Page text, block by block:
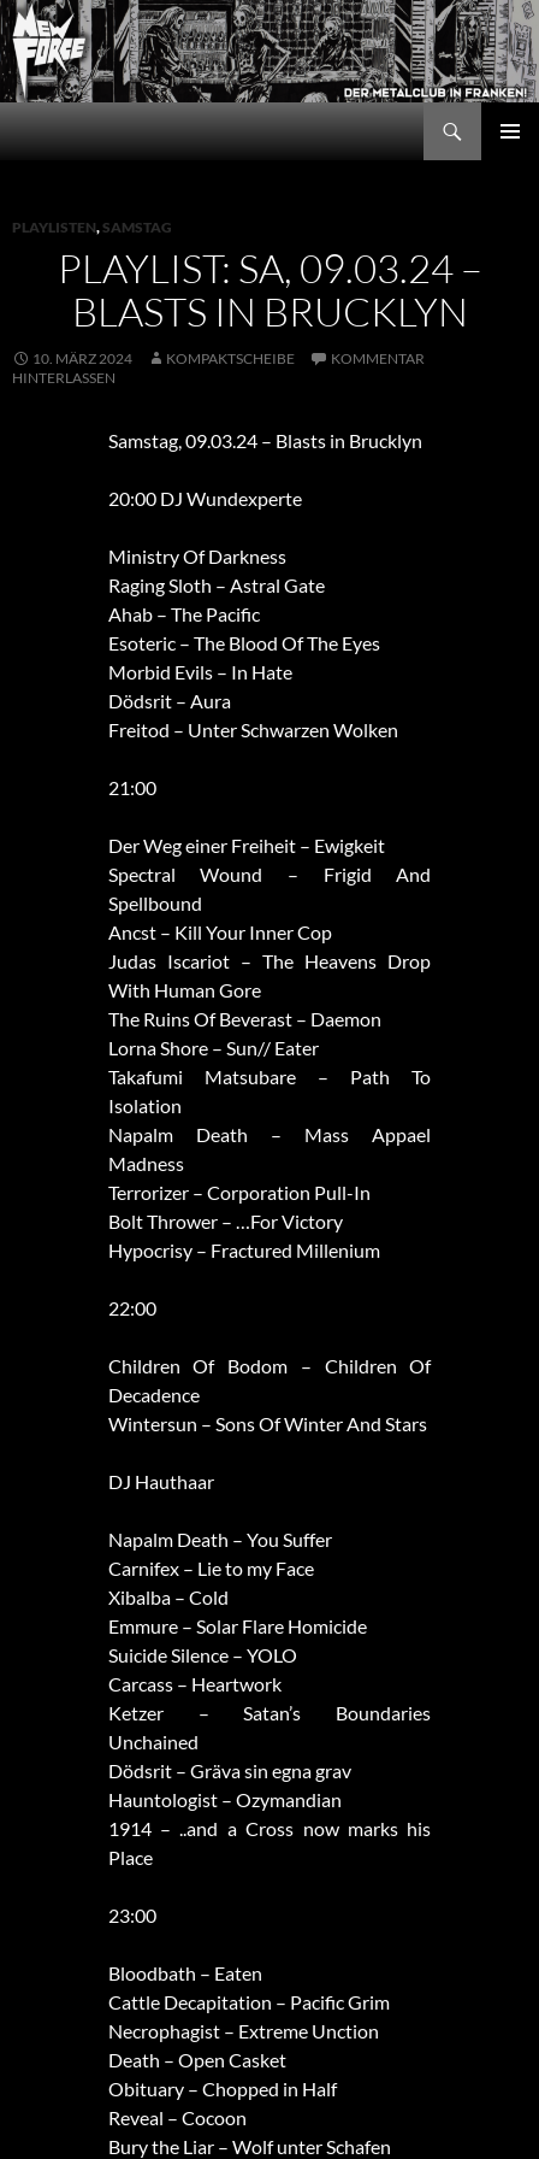
Zum
Inhalt
springen
New Force
PLAYLISTEN, SAMSTAG
PLAYLIST: SA, 09.03.24 –
BLASTS IN BRUCKLYN
10. MÄRZ 2024 KOMPAKTSCHEIBE
KOMMENTAR
HINTERLASSEN
Samstag, 09.03.24 – Blasts in Brucklyn
20:00 DJ Wundexperte
Ministry Of Darkness
Raging Sloth – Astral Gate
Ahab – The Pacific
Esoteric – The Blood Of The Eyes
Morbid Evils – In Hate
Dödsrit – Aura
Freitod – Unter Schwarzen Wolken
21:00
Der Weg einer Freiheit – Ewigkeit
Spectral Wound – Frigid And
Spellbound
Ancst – Kill Your Inner Cop
Judas Iscariot – The Heavens Drop
With Human Gore
The Ruins Of Beverast – Daemon
Lorna Shore – Sun// Eater
Takafumi Matsubare – Path To
Isolation
Napalm Death – Mass Appael
Madness
Terrorizer – Corporation Pull-In
Bolt Thrower – …For Victory
Hypocrisy – Fractured Millenium
22:00
Children Of Bodom – Children Of
Decadence
Wintersun – Sons Of Winter And Stars
DJ Hauthaar
Napalm Death – You Suffer
Carnifex – Lie to my Face
Xibalba – Cold
Emmure – Solar Flare Homicide
Suicide Silence – YOLO
Carcass – Heartwork
Ketzer – Satan’s Boundaries
Unchained
Dödsrit – Gräva sin egna grav
Hauntologist – Ozymandian
1914 – ..and a Cross now marks his
Place
23:00
Bloodbath – Eaten
Cattle Decapitation – Pacific Grim
Necrophagist – Extreme Unction
Death – Open Casket
Obituary – Chopped in Half
Reveal – Cocoon
Bury the Liar – Wolf unter Schafen